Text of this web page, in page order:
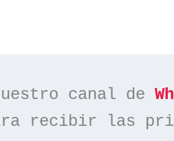
canal de
recibir las